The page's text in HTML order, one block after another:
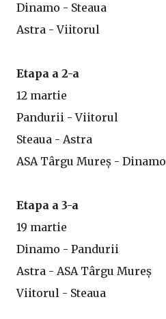
Dinamo - Steaua
Astra - Viitorul
Etapa a 2-a
12 martie
Pandurii - Viitorul
Steaua - Astra
ASA Târgu Mureș - Dinamo
Etapa a 3-a
19 martie
Dinamo - Pandurii
Astra - ASA Târgu Mureș
Viitorul - Steaua